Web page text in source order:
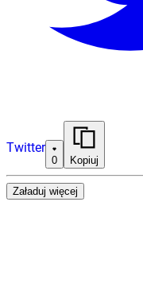
Twitter
0 Kopiuj
Załaduj więcej